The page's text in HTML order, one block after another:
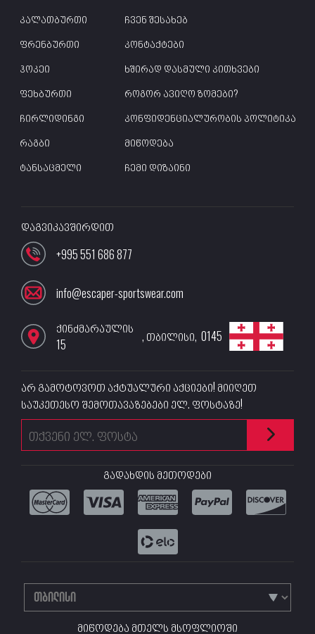
კალათბურთი
ფრენბურთი
ჰოკეი
ფეხბურთი
ჩირლიდინგი
რაგბი
ტანსაცმელი
ჩვენ შესახებ
კონტაქტები
ხშირად დასმული კითხვები
როგორ ავიღო ზომები?
კონფიდენციალურობის პოლიტიკა
მიწოდება
ჩემი დიზაინი
დაგვიკავშირდით
+995 551 686 877
info@escaper-sportswear.com
ქინძმარაულის
15
, თბილისი, 0145
არ გამოტოვოთ აქტუალური აქციები! მიიღეთ
საუკეთესო შემოთავაზებები ელ. ფოსტაზე!
გადახდის მეთოდები
მიწოდება მთელს მსოფლიოში